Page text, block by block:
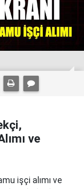
ve
işçi alımı ve